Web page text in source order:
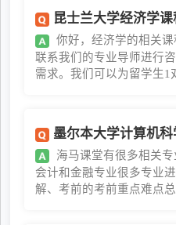
昆士兰大学经济学
你好，经济学的相关
联系我们的专业导师进行
需求。我们可以为留学生1
墨尔本大学计算机
海马课堂有很多相关
会计和金融专业很多专业
解、考前的考前重点难点